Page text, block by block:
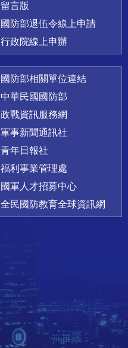
留言版
國防部退伍令線上申請
行政院線上申辦
國防部相關單位連結
中華民國國防部
政戰資訊服務網
軍事新聞通訊社
青年日報社
福利事業管理處
國軍人才招募中心
全民國防教育全球資訊網